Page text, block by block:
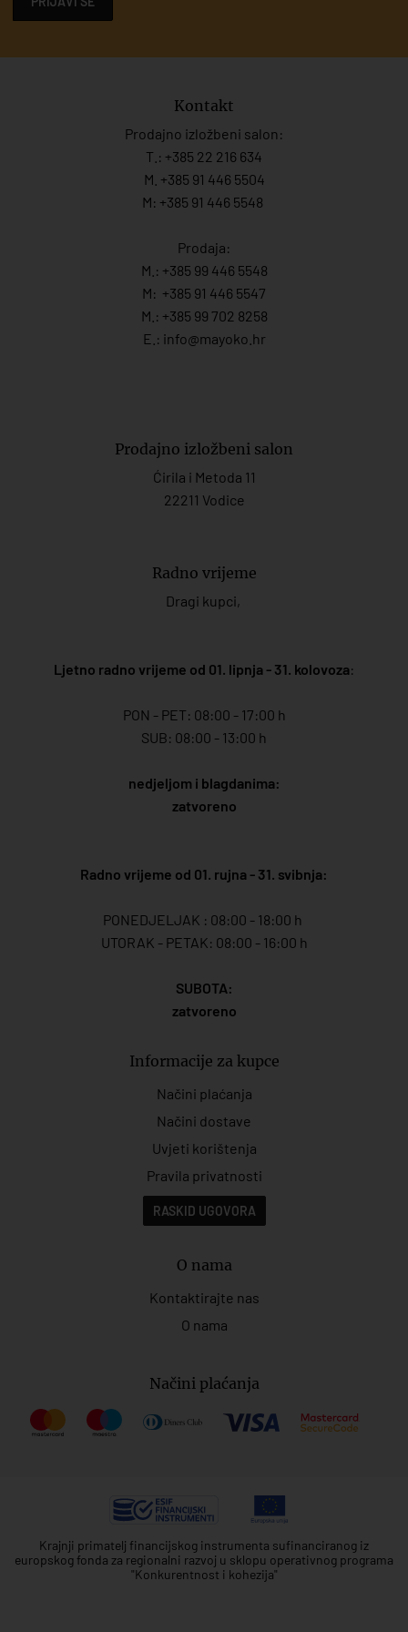
Kontakt
Prodajno izložbeni salon:
T.: +385 22 216 634
M. +385 91 446 5504
M: +385 91 446 5548
Prodaja:
M.: +385 99 446 5548
M: +385 91 446 5547
M.: +385 99 702 8258
E.: info@mayoko. hr
Prodajno izložbeni salon
Ćirila i Metoda 11
22211 Vodice
Radno vrijeme
Dragi kupci,
Ljetno radno vrijeme od 01. lipnja - 31. kolovoza:
PON - PET: 08:00 - 17:00 h
SUB: 08:00 - 13:00 h
nedjeljom i blagdanima:
zatvoreno
Radno vrijeme od 01. rujna - 31. svibnja:
PONEDJELJAK : 08:00 - 18:00 h
UTORAK - PETAK: 08:00 - 16:00 h
SUBOTA:
zatvoreno
Informacije za kupce
Načini plaćanja
Načini dostave
Uvjeti korištenja
Pravila privatnosti
RASKID UGOVORA
O nama
Kontaktirajte nas
O nama
Načini plaćanja
Krajnji primatelj financijskog instrumenta sufinanciranog iz
europskog fonda za regionalni razvoj u sklopu operativnog programa
"Konkurentnost i kohezija"